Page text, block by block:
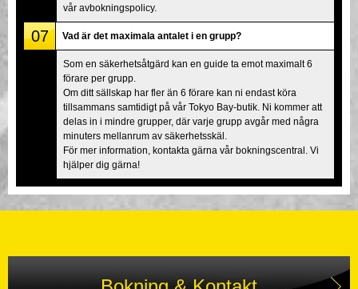
vår avbokningspolicy.
07 Vad är det maximala antalet i en grupp?
Som en säkerhetsåtgärd kan en guide ta emot maximalt 6
förare per grupp.
Om ditt sällskap har fler än 6 förare kan ni endast köra
tillsammans samtidigt på vår Tokyo Bay-butik. Ni kommer att
delas in i mindre grupper, där varje grupp avgår med några
minuters mellanrum av säkerhetsskäl.
För mer information, kontakta gärna vår bokningscentral. Vi
hjälper dig gärna!